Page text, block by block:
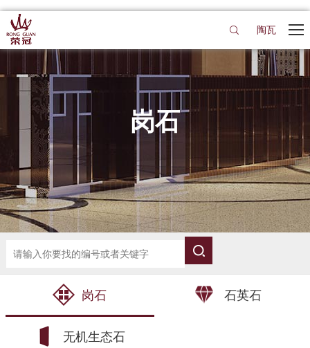
陶瓦
岗石
岗石 石英石
无机生态石